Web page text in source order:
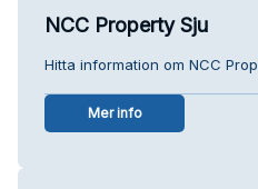
NCC Property Sju
Hitta information om NCC
Mer info